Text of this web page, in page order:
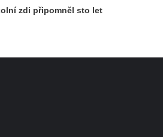
zdi připomněl sto let